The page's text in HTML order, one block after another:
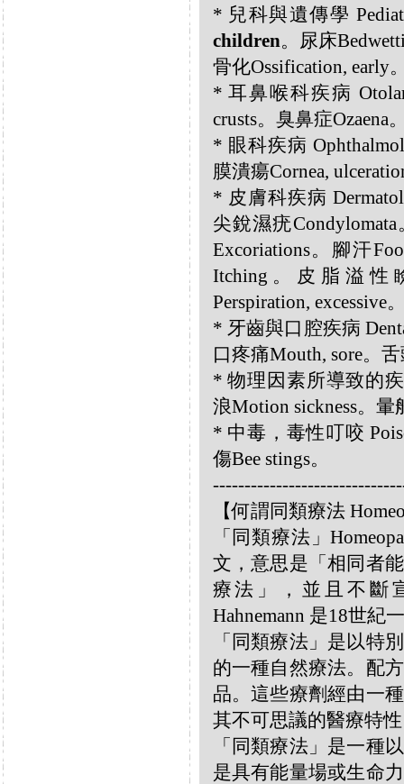
* 兒科與遺傳學
children。尿床
骨化Ossification, early
* 耳鼻喉科疾病
crusts。臭鼻症Ozaena
* 眼科疾病
膜潰瘍Cornea,
* 皮膚科疾病
尖銳濕疣
Excoriations。腳汗
Itching。皮脂溢性
Perspiration,
* 牙齒與口腔疾病
口疼痛Mouth, sore。
* 物理因素所導致的疾
浪Motion sickness。暈
* 中毒，毒性叮咬
傷Bee stings。
【何謂同類療法
「同類療法」
文，意思是「相同者
療法」，並且不斷
Hahnemann 是18世紀
「同類療法」是以特
的一種自然療法。配
品。這些療劑經由一
其不可思議的醫療特
「同類療法」是一種
是具有能量場或生命